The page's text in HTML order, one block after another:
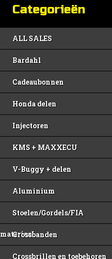
Categorieën
ALL SALES
Bardahl
Cadeaubonnen
Honda delen
Injectoren
KMS + MAXXECU
V-Buggy + delen
Aluminium
Stoelen/Gordels/FIA
materiaal
Crossbanden
Crossbrillen en toebehoren